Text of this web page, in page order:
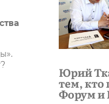
Юрий
тем, кто
Форум и